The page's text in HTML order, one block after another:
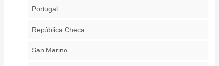
Portugal
República Checa
San Marino